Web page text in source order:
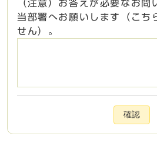
（注意）お答えが必要なお問
当部署へお願いします（こち
せん）。
確認